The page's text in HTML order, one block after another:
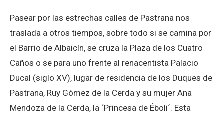
Pasear por las estrechas calles de Pastrana nos
traslada a otros tiempos, sobre todo si se camina por
el Barrio de Albaicín, se cruza la Plaza de los Cuatro
Caños o se para uno frente al renacentista Palacio
Ducal (siglo XV), lugar de residencia de los Duques de
Pastrana, Ruy Gómez de la Cerda y su mujer Ana
Mendoza de la Cerda, la ´Princesa de Éboli´. Esta